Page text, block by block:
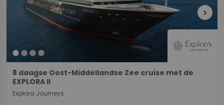
chevron_right
8 daagse Oost-Middellandse Zee cruise met de
EXPLORA II
Explora Journeys